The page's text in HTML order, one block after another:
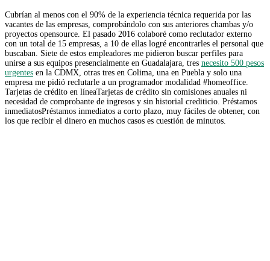
Cubrían al menos con el 90% de la experiencia técnica requerida por las
vacantes de las empresas, comprobándolo con sus anteriores chambas y/o
proyectos opensource. El pasado 2016 colaboré como reclutador externo
con un total de 15 empresas, a 10 de ellas logré encontrarles el personal que
buscaban. Siete de estos empleadores me pidieron buscar perfiles para
unirse a sus equipos presencialmente en Guadalajara, tres necesito 500 pesos
urgentes en la CDMX, otras tres en Colima, una en Puebla y solo una
empresa me pidió reclutarle a un programador modalidad #homeoffice.
Tarjetas de crédito en líneaTarjetas de crédito sin comisiones anuales ni
necesidad de comprobante de ingresos y sin historial crediticio. Préstamos
inmediatosPréstamos inmediatos a corto plazo, muy fáciles de obtener, con
los que recibir el dinero en muchos casos es cuestión de minutos.